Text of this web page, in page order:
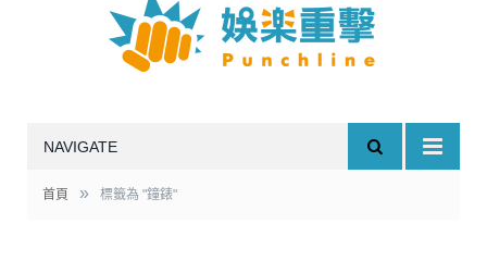
NAVIGATE
首頁 » 標籤為 "鐘錶"